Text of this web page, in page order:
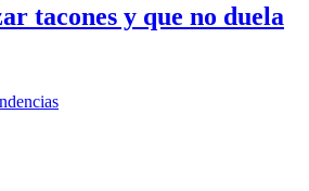
tacones y que no duela